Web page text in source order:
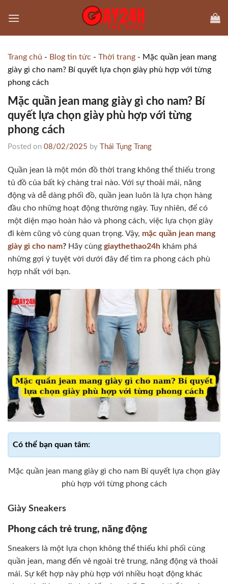
Trang chủ - Blog tin tức - Thời trang - Mặc quần jean mang
giày gì cho nam? Bí quyết lựa chọn giày phù hợp với từng
phong cách
Mặc quần jean mang giày gì cho nam? Bí
quyết lựa chọn giày phù hợp với từng
phong cách
Posted on 08/02/2025 by Thái Tụng Trang
Quần jean là một món đồ thời trang không thể thiếu trong
tủ đồ của bất kỳ chàng trai nào. Với sự thoải mái, năng
động và dễ dàng phối đồ, quần jean luôn là lựa chọn hàng
đầu cho những hoạt động thường ngày. Tuy nhiên, để có
một diện mạo hoàn hảo và phong cách, việc lựa chọn giày
đi kèm cũng vô cùng quan trọng. Vậy, mặc quần jean mang
giày gì cho nam? Hãy cùng giaythethao24h khám phá
những gợi ý tuyệt vời dưới đây để tìm ra phong cách phù
hợp nhất với bạn.
Mặc quần jean mang giày gì cho nam Bí quyết lựa chọn giày
phù hợp với từng phong cách
Giày Sneakers
Phong cách trẻ trung, năng động
Sneakers là một lựa chọn không thể thiếu khi phối cùng
quần jean, mang đến vẻ ngoài trẻ trung, năng động và thoải
mái. Sự kết hợp này phù hợp với nhiều hoạt động khác